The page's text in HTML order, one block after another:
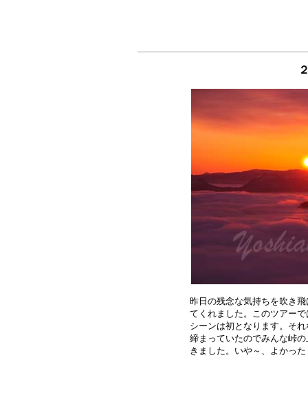
昨日の残念な気持ちを吹き
てくれました。このツアー
シーンは初となります。そ
締まっていたのでみんな峠